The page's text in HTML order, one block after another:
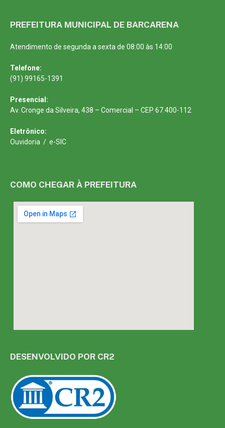
PREFEITURA MUNICIPAL DE BARCARENA
Atendimento de segunda a sexta de 08:00 às 14:00
Telefone:
(91) 99165-1391
Presencial:
Av. Cronge da Silveira, 438 – Comercial – CEP 67.400-112
Eletrônico:
Ouvidoria / e-SIC
COMO CHEGAR À PREFEITURA
DESENVOLVIDO POR CR2